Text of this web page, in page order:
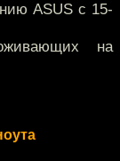
ASUS с 15-
на